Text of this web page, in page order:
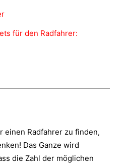
für den Radfahrer:
einen Radfahrer zu finden,
Das Ganze wird
die Zahl der möglichen